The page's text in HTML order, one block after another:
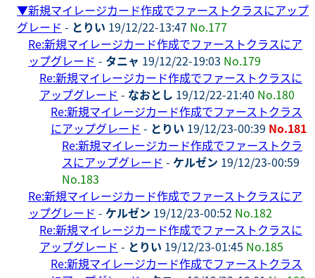
▼新規マイレージカード作成でファーストクラスにアップ
グレード - とりい 19/12/22-13:47 No.177
Re:新規マイレージカード作成でファーストクラスにア
ップグレード - タニャ 19/12/22-19:03 No.179
Re:新規マイレージカード作成でファーストクラスに
アップグレード - なおとし 19/12/22-21:40 No.180
Re:新規マイレージカード作成でファーストクラス
にアップグレード - とりい 19/12/23-00:39 No.181
Re:新規マイレージカード作成でファーストクラ
スにアップグレード - ケルゼン 19/12/23-00:59
No.183
Re:新規マイレージカード作成でファーストクラスにア
ップグレード - ケルゼン 19/12/23-00:52 No.182
Re:新規マイレージカード作成でファーストクラスに
アップグレード - とりい 19/12/23-01:45 No.185
Re:新規マイレージカード作成でファーストクラス